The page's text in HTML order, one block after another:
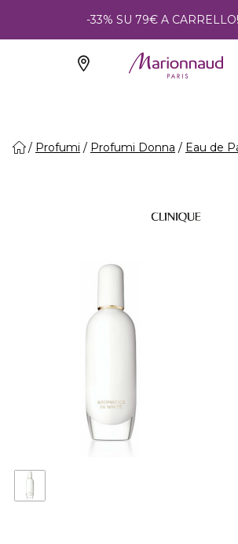
-33% SU 79€ A CARRELLO!
Profumi Profumi Donna Eau de